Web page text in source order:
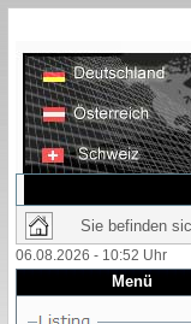
Sie befinden
06.08.2026 - 10:52 Uhr
Menü